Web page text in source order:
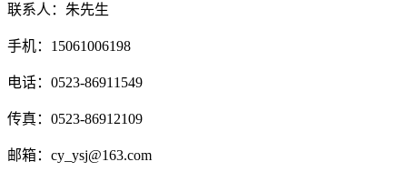
联系人：朱先生
手机：15061006198
电话：0523-86911549
传真：0523-86912109
邮箱：cy_ysj@163.com